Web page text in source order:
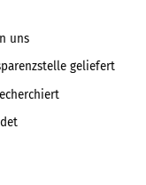
uns
geliefert